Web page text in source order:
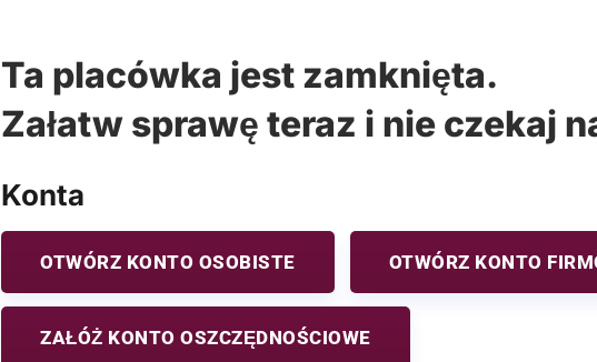
Ta placówka jest zamknięta.
Załatw sprawę teraz i nie czekaj
Konta
OTWÓRZ KONTO OSOBISTE OTWÓRZ KONTO
ZAŁÓŻ KONTO OSZCZĘDNOŚCIOWE